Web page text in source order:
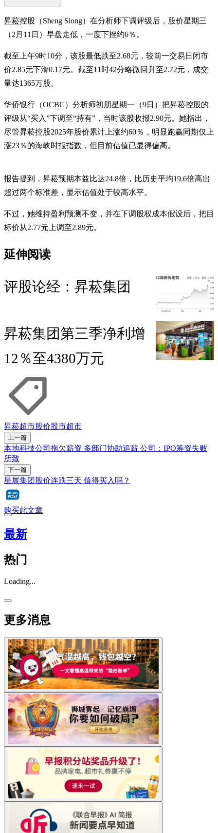
昇菘控股（Sheng Siong）在分析师下调评级后，股价星期三
（2月11日）早盘走低，一度下挫约6％。
截至上午9时10分，该股最低跌至2.68元，较前一交易日闭市
价2.85元下滑0.17元。截至11时42分略微回升至2.72元，成交
量达1365万股。
华侨银行（OCBC）分析师初朋星期一（9日）把昇菘控股的
评级从“买入”下调至“持有”，当时该股收报2.90元。她指出，
尽管昇菘控股2025年股价累计上涨约60％，明显跑赢同期仅上
涨23％的海峡时报指数，但目前估值已显得偏高。
报告提到，昇菘预期本益比达24.8倍，比历史平均19.6倍高出
超过两个标准差，显示估值处于较高水平。
不过，她维持盈利预测不变，并在下调股权成本假设后，把目
标价从2.77元上调至2.89元。
延伸阅读
评股论经：昇菘集团
昇菘集团第三季净利增
12％至4380万元
昇菘超市股价股市超市
上一篇
本地科技公司拖欠薪资 多部门协助追薪 公司：IPO筹资失败
所致
下一篇
星展集团股价连跌三天 值得买入吗？
购买此文章
最新
热门
Loading...
更多消息